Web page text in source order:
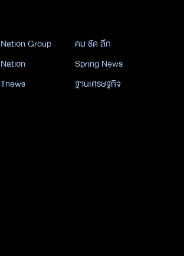
Nation Group
คม ชัด ลึก
Nation
Spring News
Tnews ฐานเศรษฐกิจ